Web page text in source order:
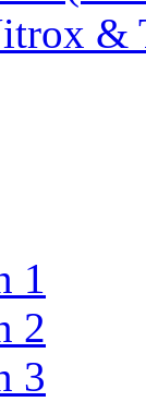
1
2
3